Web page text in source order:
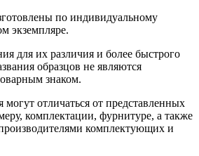
по индивидуальному
экземпляре.
для их различия и более быстрого
образцов не являются
знаком.
отличаться от представленных
комплектации, фурнитуре, а также
комплектующих и